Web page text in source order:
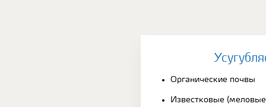
Органические почвы
Известковые